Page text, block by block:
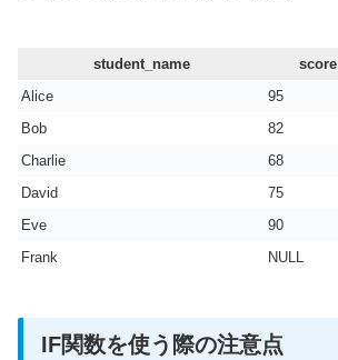
student_name score
Alice
95
Bob
82
Charlie
68
David
75
Eve
90
Frank
NULL
IF関数を使う際の注意点